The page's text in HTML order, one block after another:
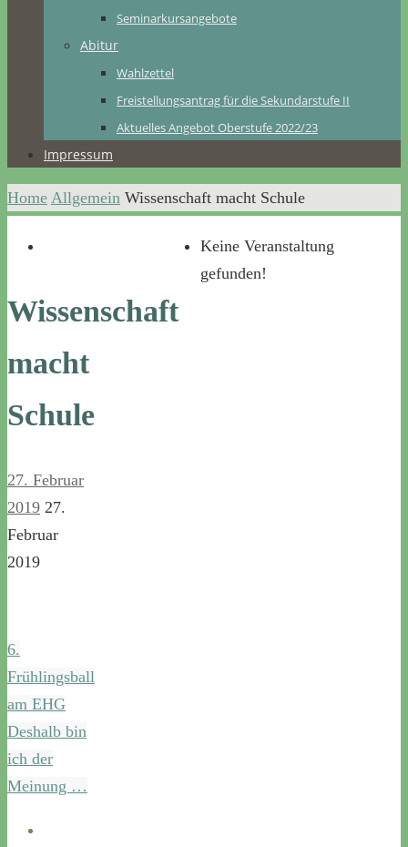
Seminarkursangebote
Abitur
Wahlzettel
Freistellungsantrag für die Sekundarstufe II
Aktuelles Angebot Oberstufe 2022/23
Impressum
Home Allgemein Wissenschaft macht Schule
Wissenschaft
macht
Schule
27. Februar
2019 27.
Februar
2019
6.
Frühlingsball
am EHG
Deshalb bin
ich der
Meinung …
Keine Veranstaltung
gefunden!